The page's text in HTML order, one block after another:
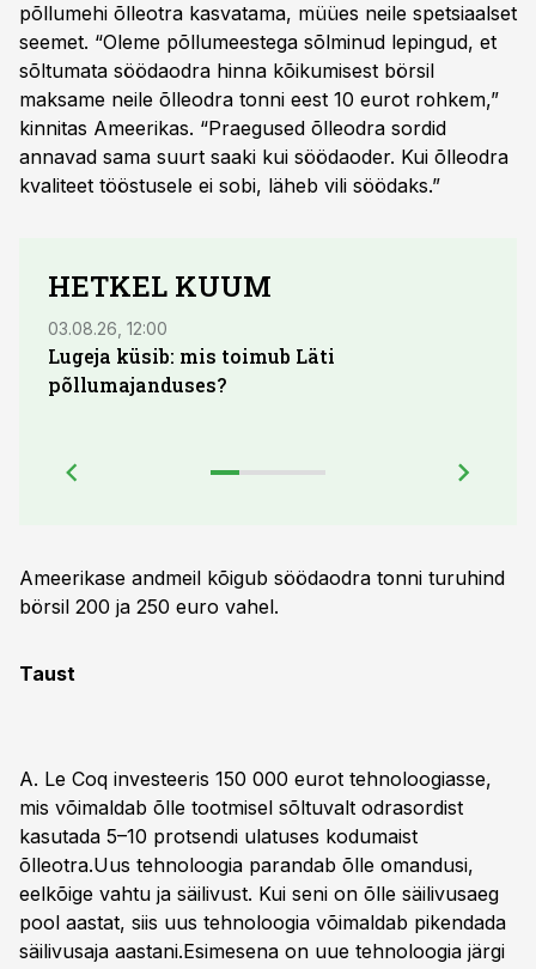
põllumehi õlleotra kasvatama, müües neile spetsiaalset
seemet. “Oleme põllumeestega sõlminud lepingud, et
sõltumata söödaodra hinna kõikumisest börsil
maksame neile õlleodra tonni eest 10 eurot rohkem,”
kinnitas Ameerikas. “Praegused õlleodra sordid
annavad sama suurt saaki kui söödaoder. Kui õlleodra
kvaliteet tööstusele ei sobi, läheb vili söödaks.”
HETKEL KUUM
03.08.26, 12:00
Lugeja küsib: mis toimub Läti
põllumajanduses?
Ameerikase andmeil kõigub söödaodra tonni turuhind
börsil 200 ja 250 euro vahel.
Taust
A. Le Coq investeeris 150 000 eurot tehnoloogiasse,
mis võimaldab õlle tootmisel sõltuvalt odrasordist
kasutada 5–10 protsendi ulatuses kodumaist
õlleotra.Uus tehnoloogia parandab õlle omandusi,
eelkõige vahtu ja säilivust. Kui seni on õlle säilivusaeg
pool aastat, siis uus tehnoloogia võimaldab pikendada
säilivusaja aastani.Esimesena on uue tehnoloogia järgi